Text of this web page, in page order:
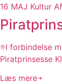
16 MAJ Kultur
I forbindelse
Piratprinsesse
Læs mere